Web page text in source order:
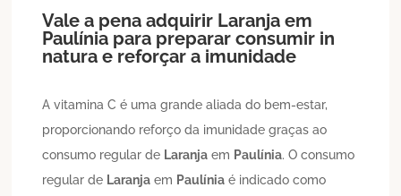
Vale a pena adquirir Laranja em
Paulínia para preparar consumir in
natura e reforçar a imunidade
A vitamina C é uma grande aliada do bem-estar,
proporcionando reforço da imunidade graças ao
consumo regular de Laranja em Paulínia. O consumo
regular de Laranja em Paulínia é indicado como